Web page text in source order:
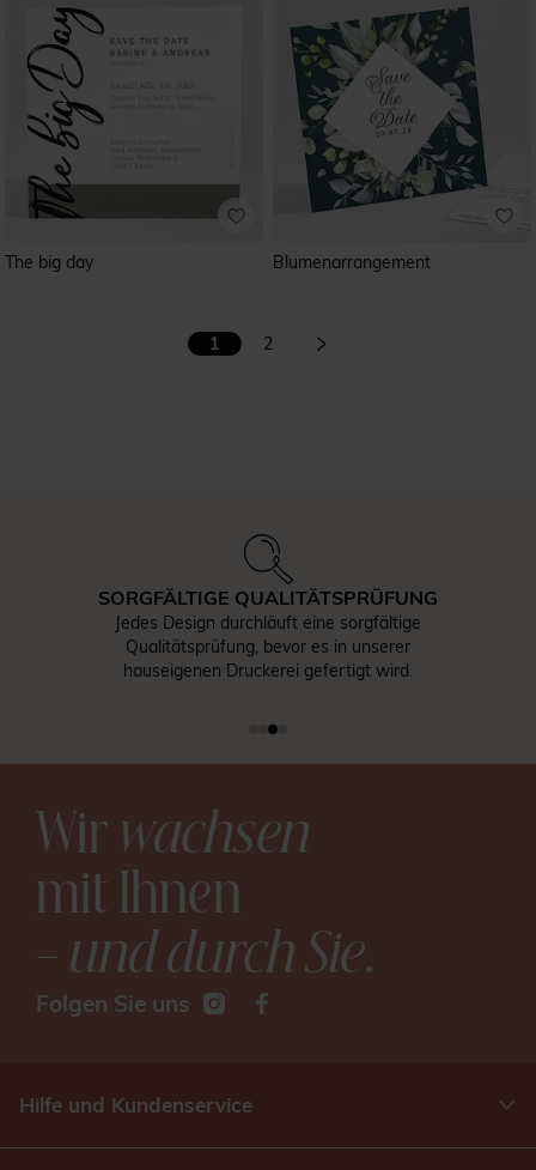
The big day Blumenarrangement
1 2
SORGFÄLTIGE QUALITÄTSPRÜFUNG
Jedes Design durchläuft eine sorgfältige
Qualitätsprüfung, bevor es in unserer
hauseigenen Druckerei gefertigt wird.
Wirwachsen
mit Ihnen
– und durch Sie.
Folgen Sie uns
Hilfe und Kundenservice